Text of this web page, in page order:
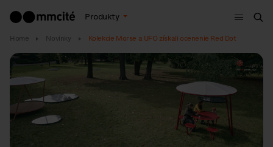
Produkty
Menu
Home Novinky Kolekcie Morse a UFO získali ocenenie Red Dot